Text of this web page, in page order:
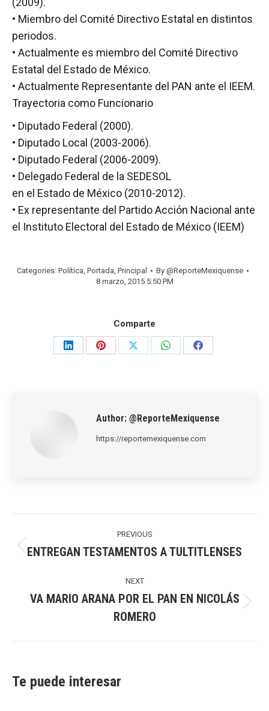
• Miembro del Comité Directivo Estatal en distintos
periodos.
• Actualmente es miembro del Comité Directivo
Estatal del Estado de México.
• Actualmente Representante del PAN ante el IEEM.
Trayectoria como Funcionario
• Diputado Federal (2000).
• Diputado Local (2003-2006).
• Diputado Federal (2006-2009).
• Delegado Federal de la SEDESOL
en el Estado de México (2010-2012).
• Ex representante del Partido Acción Nacional ante
el Instituto Electoral del Estado de México (IEEM)
Categories: Política, Portada, Principal By @ReporteMexiquense
8 marzo, 2015 5:50 PM
Comparte
Share
Share
Share
Share
Share
Author: @ReporteMexiquense
https://reportemexiquense.com
navigation
PREVIOUS
Previous
ENTREGAN TESTAMENTOS A TULTITLENSES
NEXT
post:
VA MARIO ARANA POR EL PAN EN NICOLÁS
ROMERO
Te puede interesar